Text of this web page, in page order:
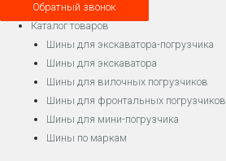
Обратный звонок
Каталог товаров
Шины для экскаватора-погрузчика
Шины для экскаватора
Шины для вилочных погрузчиков
Шины для фронтальных погрузчиков
Шины для мини-погрузчика
Шины по маркам